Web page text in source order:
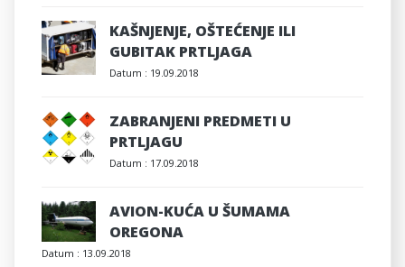
KAŠNJENJE, OŠTEĆENJE ILI
GUBITAK PRTLJAGA
Datum : 19.09.2018
ZABRANJENI PREDMETI U
PRTLJAGU
Datum : 17.09.2018
AVION-KUĆA U ŠUMAMA
OREGONA
Datum : 13.09.2018